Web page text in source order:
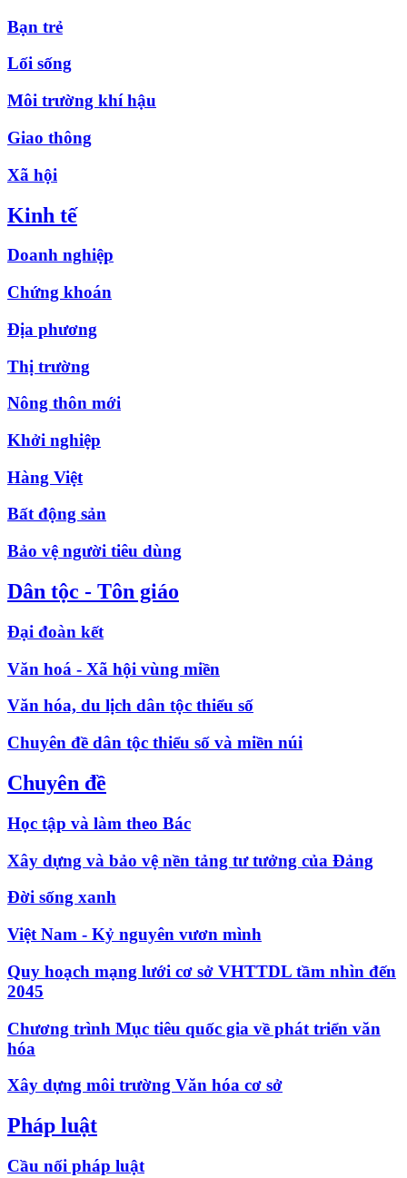
Bạn trẻ
Lối sống
Môi trường khí hậu
Giao thông
Xã hội
Kinh tế
Doanh nghiệp
Chứng khoán
Địa phương
Thị trường
Nông thôn mới
Khởi nghiệp
Hàng Việt
Bất động sản
Bảo vệ người tiêu dùng
Dân tộc - Tôn giáo
Đại đoàn kết
Văn hoá - Xã hội vùng miền
Văn hóa, du lịch dân tộc thiểu số
Chuyên đề dân tộc thiểu số và miền núi
Chuyên đề
Học tập và làm theo Bác
Xây dựng và bảo vệ nền tảng tư tưởng của Đảng
Đời sống xanh
Việt Nam - Kỷ nguyên vươn mình
Quy hoạch mạng lưới cơ sở VHTTDL tầm nhìn đến
2045
Chương trình Mục tiêu quốc gia về phát triển văn
hóa
Xây dựng môi trường Văn hóa cơ sở
Pháp luật
Cầu nối pháp luật